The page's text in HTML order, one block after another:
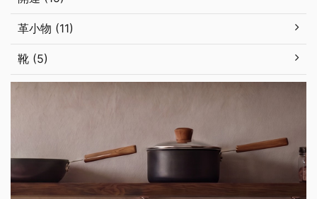
革小物 (11)
靴 (5)